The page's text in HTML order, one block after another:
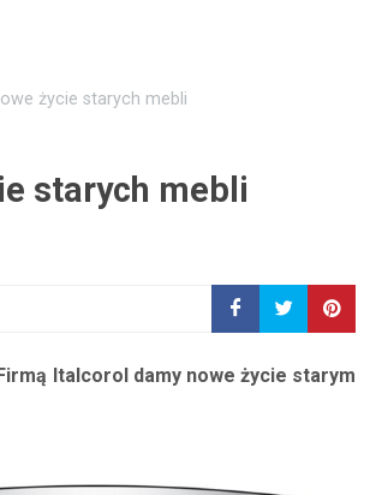
życie starych mebli
starych mebli
Italcorol damy nowe życie starym